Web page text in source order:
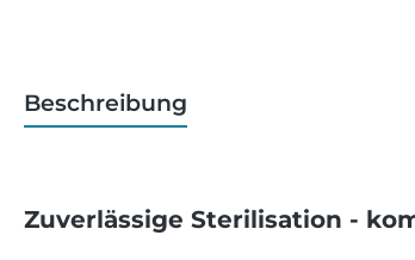
Beschreibung
Zuverlässige Sterilisation -